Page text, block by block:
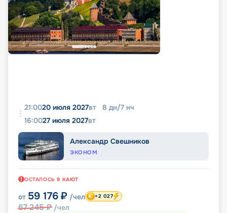
21:0020 июля 2027вт 8 дн/7 нч
16:0027 июля 2027вт
Александр Свешников
ЭКОНОМ
ОСТАЛОСЬ 9 КАЮТ
от 59 176 ₽ /чел
67 245₽ /чел
+2 027